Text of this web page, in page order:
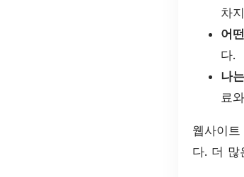
차
어
다.
나
료
웹사이
다. 더 많